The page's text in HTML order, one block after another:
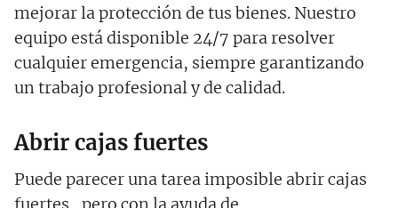
mejorar la protección de tus bienes. Nuestro
equipo está disponible 24/7 para resolver
cualquier emergencia, siempre garantizando
un trabajo profesional y de calidad.
Abrir cajas fuertes
Puede parecer una tarea imposible abrir cajas
fuertes , pero con la ayuda de